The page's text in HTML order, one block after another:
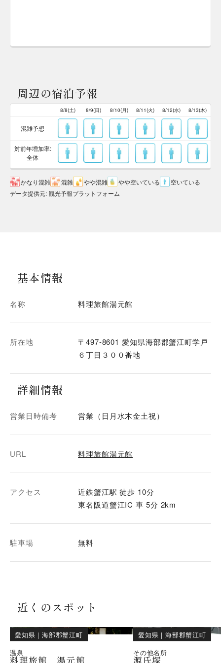
周辺の宿泊予報
8/8(土) 8/9(日) 8/10(月) 8/11(火) 8/12(水) 8/13(木)
混雑予想
対前年増加率:
全体
かなり混雑 混雑 やや混雑 やや空いている
空いている
データ提供元: 観光予報プラットフォーム
基本情報
名称 料理旅館湯元館
所在地
〒497-8601 愛知県海部郡蟹江町学戸
６丁目３００番地
詳細情報
営業日時備考 営業（日月水木金土祝）
URL 料理旅館湯元館
アクセス
近鉄蟹江駅 徒歩 10分
東名阪道蟹江IC 車 5分 2km
駐車場 無料
近くのスポット
愛知県 ｜海部郡蟹江町
温泉
料理旅館 湯元館
愛知県 ｜海部郡蟹江町
その他名所
源氏塚